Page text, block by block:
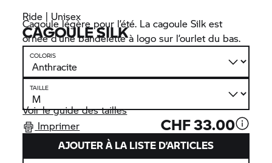
Ride | Unisex
CAGOULE SILK
Cagoule légère pour l’été. La cagoule Silk est
ornée d’une bandelette à logo sur l’ourlet du bas.
COLORIS
TAILLE
Voir le guide des tailles
Imprimer
CHF 33.00
AJOUTER À LA LISTE D’ARTICLES